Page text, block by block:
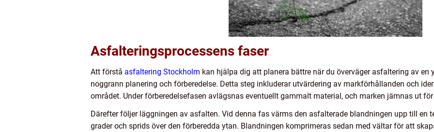
Asfalteringsprocessens faser
Att förstå asfaltering Stockholm kan hjälpa dig att planera bättre när du överväger asfaltering av en
noggrann planering och förberedelse. Detta steg inkluderar utvärdering av markförhållanden och
området. Under förberedelsefasen avlägsnas eventuellt gammalt material, och marken jämnas ut
Därefter följer läggningen av asfalten. Vid denna fas värms den asfalterade blandningen upp till en
grader och sprids över den förberedda ytan. Blandningen komprimeras sedan med vältar för att